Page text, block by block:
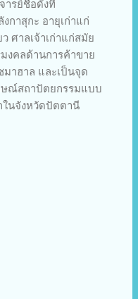
ารย์ชื่อดังที่
กาสุกะ อายุเก่าแก่
ศาลเจ้าเก่าแก่สมัย
งคลด้านการค้าขาย
าฮาล และเป็นจุด
ษณ์สถาปัตยกรรมแบบ
ในจังหวัดปัตตานี